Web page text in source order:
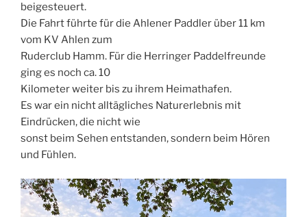
beigesteuert.
Die Fahrt führte für die Ahlener Paddler über 11 km
vom KV Ahlen zum
Ruderclub Hamm. Für die Herringer Paddelfreunde
ging es noch ca. 10
Kilometer weiter bis zu ihrem Heimathafen.
Es war ein nicht alltägliches Naturerlebnis mit
Eindrücken, die nicht wie
sonst beim Sehen entstanden, sondern beim Hören
und Fühlen.